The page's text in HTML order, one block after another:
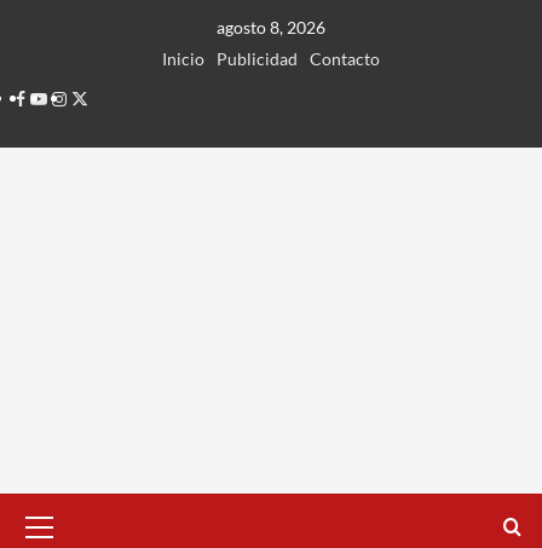
agosto 8, 2026
Inicio
Publicidad
Contacto
Facebook
Youtube
Instagram
Twitter
principal